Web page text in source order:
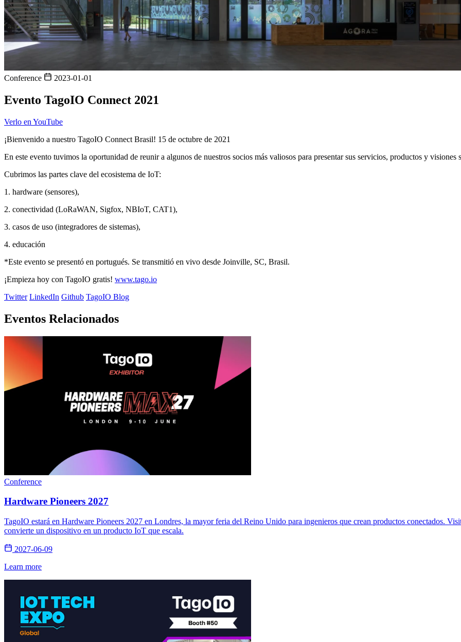
Conference 2023-01-01
Evento TagoIO Connect 2021
Verlo en YouTube
¡Bienvenido a nuestro TagoIO Connect Brasil! 15 de octubre de 2021
En este evento tuvimos la oportunidad de reunir a algunos de nuestros socios más valiosos para presentar sus servicios, productos y visiones
Cubrimos las partes clave del ecosistema de IoT:
1. hardware (sensores),
2. conectividad (LoRaWAN, Sigfox, NBIoT, CAT1),
3. casos de uso (integradores de sistemas),
4. educación
*Este evento se presentó en portugués. Se transmitió en vivo desde Joinville, SC, Brasil.
¡Empieza hoy con TagoIO gratis! www.tago.io
Twitter LinkedIn Github TagoIO Blog
Eventos Relacionados
Conference
Hardware Pioneers 2027
TagoIO estará en Hardware Pioneers 2027 en Londres, la mayor feria del Reino Unido para ingenieros que crean productos conectados.
convierte un dispositivo en un producto IoT que escala.
2027-06-09
Learn more